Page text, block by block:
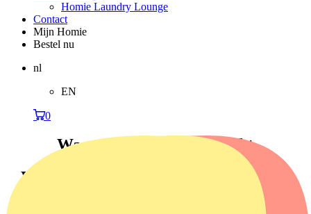
Homie Laundry Lounge
Contact
Mijn Homie
Bestel nu
nl
EN
0
Wasmachine huren Utrecht
Wasmachine huren in Utrecht?
Is je wasmachine kapot gegaan en wil je zo snel mogelijk een